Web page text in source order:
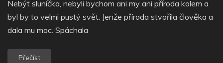
Nebýt sluníčka, nebyli bychom ani my ani příroda kolem a
byl by to velmi pustý svět. Jenže příroda stvořila člověka a
dala mu moc. Spáchala
Přečíst